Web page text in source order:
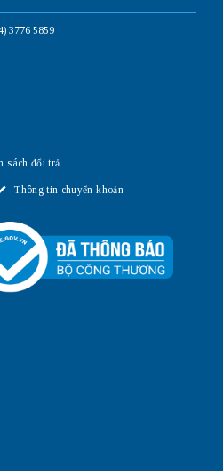
3776 5859
sách đổi trả
Thông tin chuyển khoản